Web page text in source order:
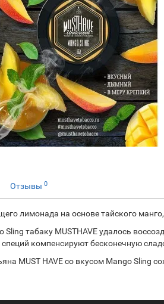
Отзывы 0
лимонада на основе тайского
Sling табаку MUSTHAVE удалось
компенсируют бесконечную
MUST HAVE со вкусом Mango Sling